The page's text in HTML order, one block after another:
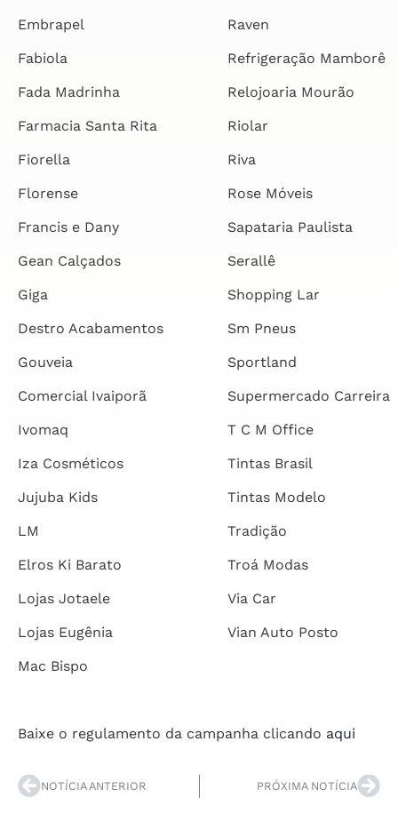
Embrapel
Fabiola
Fada Madrinha
Farmacia Santa Rita
Fiorella
Florense
Francis e Dany
Gean Calçados
Giga
Destro Acabamentos
Gouveia
Comercial Ivaiporã
Ivomaq
Iza Cosméticos
Jujuba Kids
LM
Elros Ki Barato
Lojas Jotaele
Lojas Eugênia
Mac Bispo
Raven
Refrigeração Mamborê
Relojoaria Mourão
Riolar
Riva
Rose Móveis
Sapataria Paulista
Serallê
Shopping Lar
Sm Pneus
Sportland
Supermercado Carreira
T C M Office
Tintas Brasil
Tintas Modelo
Tradição
Troá Modas
Via Car
Vian Auto Posto
Baixe o regulamento da campanha clicando aqui
NOTÍCIA ANTERIOR PRÓXIMA NOTÍCIA